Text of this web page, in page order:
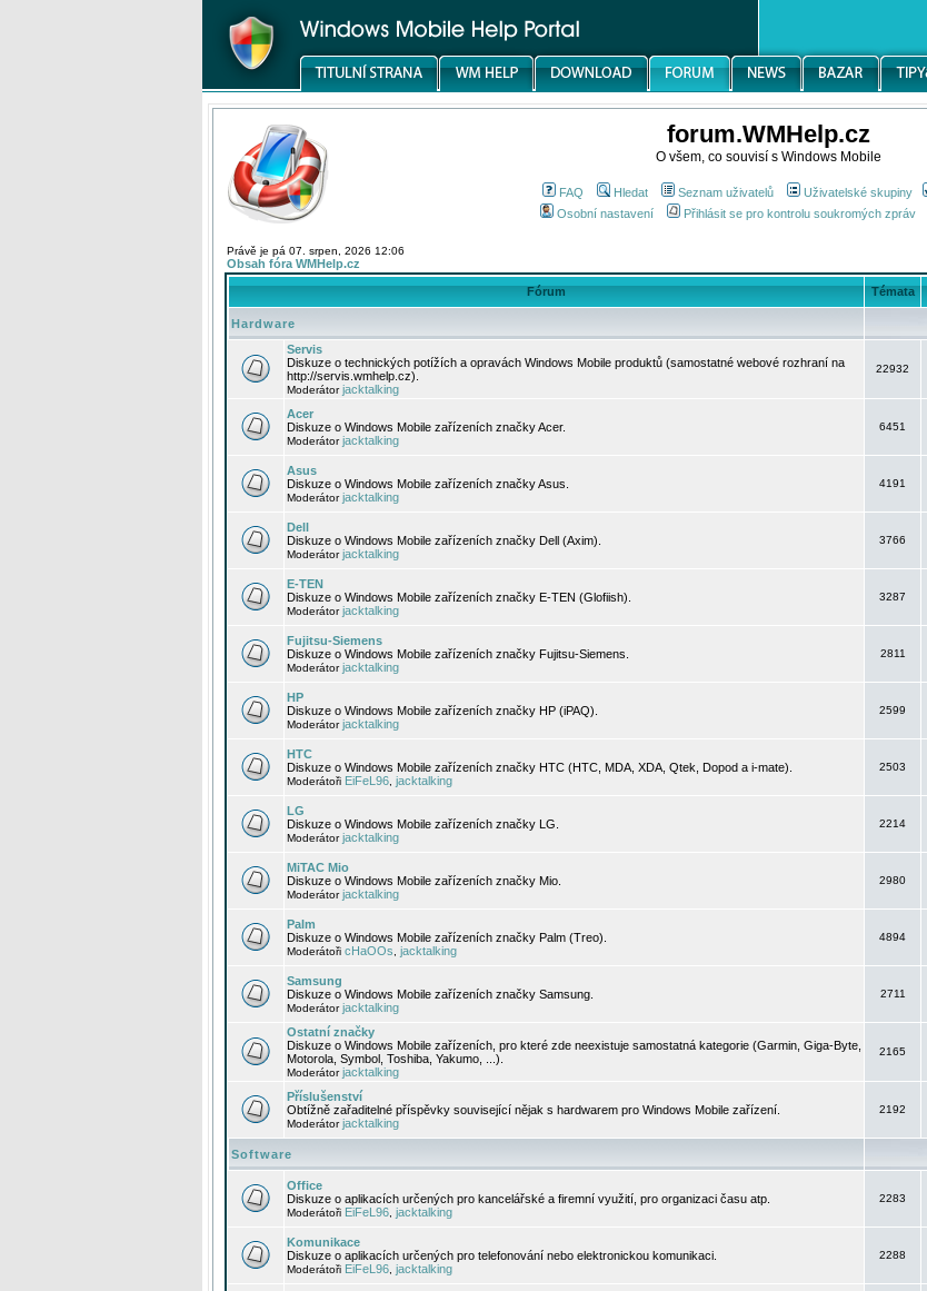
forum.WMHelp.cz
O všem, co souvisí s Windows Mobile
FAQ Hledat Seznam uživatelů Uživatelské skupiny
Osobní nastavení
Přihlásit se pro kontrolu soukromých zpráv
Právě je pá 07. srpen, 2026 12:06
Obsah fóra WMHelp.cz
Fórum Témata
Hardware
Servis
Diskuze o technických potížích a opravách Windows Mobile produktů (samostatné webové rozhraní na
http://servis.wmhelp.cz).
Moderátorjacktalking
22932
Acer
Diskuze o Windows Mobile zařízeních značky Acer.
Moderátorjacktalking
6451
Asus
Diskuze o Windows Mobile zařízeních značky Asus.
Moderátorjacktalking
4191
Dell
Diskuze o Windows Mobile zařízeních značky Dell (Axim).
Moderátorjacktalking
3766
E-TEN
Diskuze o Windows Mobile zařízeních značky E-TEN (Glofiish).
Moderátorjacktalking
3287
Fujitsu-Siemens
Diskuze o Windows Mobile zařízeních značky Fujitsu-Siemens.
Moderátorjacktalking
2811
HP
Diskuze o Windows Mobile zařízeních značky HP (iPAQ).
Moderátorjacktalking
2599
HTC
Diskuze o Windows Mobile zařízeních značky HTC (HTC, MDA, XDA, Qtek, Dopod a i-mate).
Moderátoři EiFeL96 jacktalking
2503
LG
Diskuze o Windows Mobile zařízeních značky LG.
Moderátorjacktalking
2214
MiTAC Mio
Diskuze o Windows Mobile zařízeních značky Mio.
Moderátorjacktalking
2980
Palm
Diskuze o Windows Mobile zařízeních značky Palm (Treo).
Moderátoři cHaOOs jacktalking
4894
Samsung
Diskuze o Windows Mobile zařízeních značky Samsung.
Moderátorjacktalking
2711
Ostatní značky
Diskuze o Windows Mobile zařízeních, pro které zde neexistuje samostatná kategorie (Garmin, Giga-Byte,
Motorola, Symbol, Toshiba, Yakumo, ...).
Moderátorjacktalking
2165
Příslušenství
Obtížně zařaditelné příspěvky související nějak s hardwarem pro Windows Mobile zařízení.
Moderátorjacktalking
2192
Software
Office
Diskuze o aplikacích určených pro kancelářské a firemní využití, pro organizaci času atp.
Moderátoři EiFeL96 jacktalking
2283
Komunikace
Diskuze o aplikacích určených pro telefonování nebo elektronickou komunikaci.
Moderátoři EiFeL96 jacktalking
2288